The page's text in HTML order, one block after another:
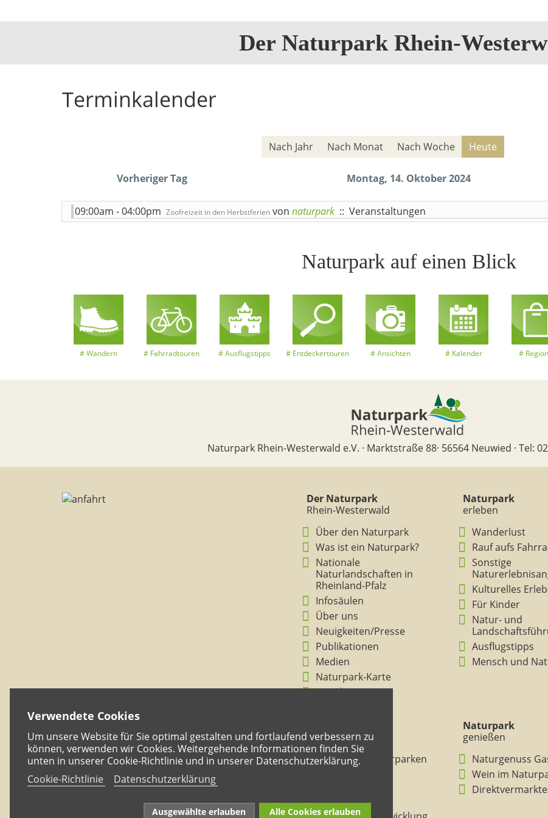
Verwendete Cookies
Um unsere Website für Sie optimal gestalten und fortlaufend verbessern zu
können, verwenden wir Cookies. Weitergehende Informationen finden Sie
unten in unserer Cookie-Richtlinie und in unserer Datenschutzerklärung.
Cookie-Richtlinie
Datenschutzerklärung
Ausgewählte erlauben Alle Cookies erlauben
Der Naturpark Rhein-
Terminkalender
Nach Jahr Nach Monat Nach Woche Heute
Vorheriger Tag Montag, 14. Oktober 2024
09:00am - 04:00pm Zoofreizeit in den Herbstferien von naturpark :: Veranstaltungen
Naturpark auf einen Blick
Wandern Fahrradtouren Ausflugstipps Entdeckertouren Ansichten Kalender
Naturpark Rhein-Westerwald e.V. · Marktstraße 88· 56564 Neuwied · Tel:
Der Naturpark
Rhein-Westerwald
Über den Naturpark
Was ist ein Naturpark?
Nationale
Naturlandschaften in
Rheinland-Pfalz
Infosäulen
Über uns
Neuigkeiten/Presse
Publikationen
Medien
Naturpark-Karte
Ansichten
Naturpark
erleben
Wanderlust
Rauf aufs
Sonstige
Kulturelles
Für Kinder
Natur- und
Ausflugstipps
Mensch und
verstehen
BNE in den Naturparken
Rheinland-Pfalz
Mitmachheft
Naturpark
genießen
Naturgenuss
Wein im